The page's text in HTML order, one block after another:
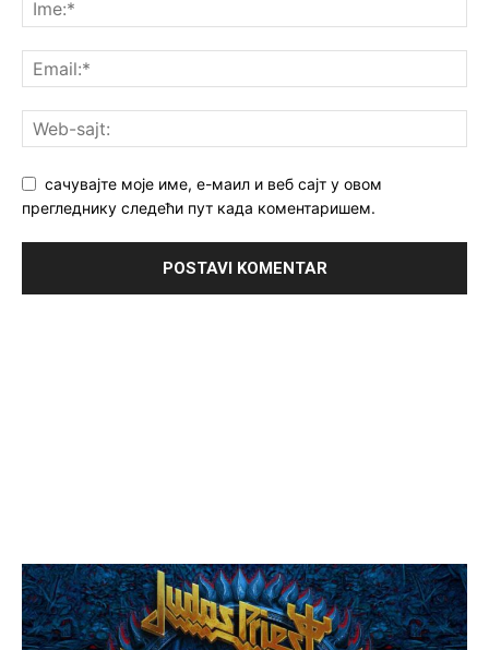
сачувајте моје име, е-маил и веб сајт у овом
прегледнику следећи пут када коментаришем.